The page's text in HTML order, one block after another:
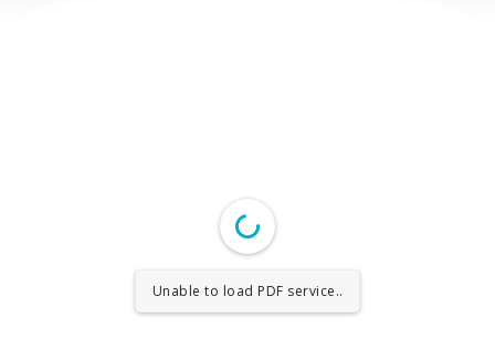
Unable to load PDF service..